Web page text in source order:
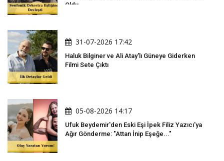
Oldu
31-07-2026 17:42
Haluk Bilginer ve Ali Atay'lı Güneye Giderken
Filmi Sete Çıktı
05-08-2026 14:17
Ufuk Beydemir'den Eski Eşi İpek Filiz Yazıcı'ya
Ağır Gönderme: "Attan İnip Eşeğe..."